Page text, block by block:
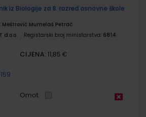
iz Biologije za 8. razred osnovne škole
Meštrović Mumelaš Petrač
d.o.o. Registarski broj ministarstva: 6814
CIJENA: 11,85 €
Omot